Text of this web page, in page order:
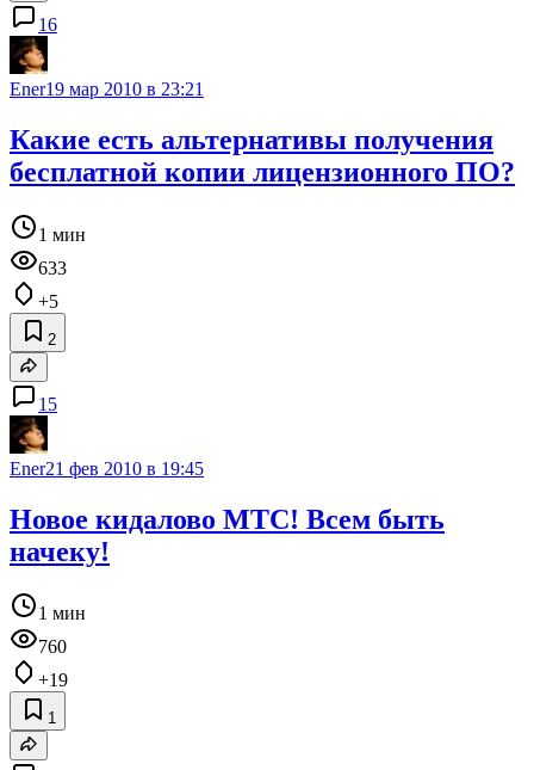
16
Ener19 мар 2010 в 23:21
Какие есть альтернативы получения
бесплатной копии лицензионного ПО?
1 мин
633
+5
2
15
Ener21 фев 2010 в 19:45
Новое кидалово МТС! Всем быть
начеку!
1 мин
760
+19
1